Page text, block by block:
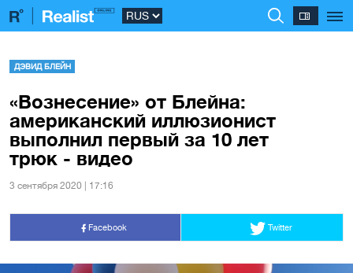
ДЭВИД БЛЕЙН
«Вознесение» от Блейна:
американский иллюзионист
выполнил первый за 10 лет
трюк - видео
3 сентября 2020 | 17:16
Facebook Twitter